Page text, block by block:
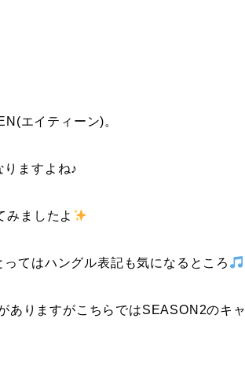
エイティーン)。
りますよね♪
みましたよ
てはハングル表記も気になるところ
ありますがこちらではSEASON2のキャ